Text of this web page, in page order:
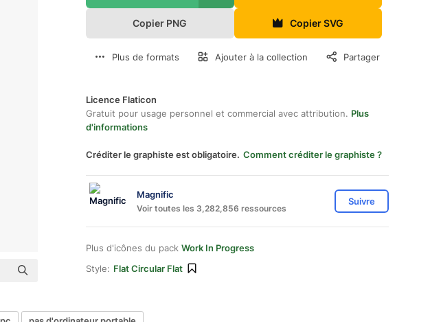
Copier PNG Copier SVG
Plus de formats Ajouter à la collection Partager
Licence Flaticon
Gratuit pour usage personnel et commercial avec attribution. Plus
d'informations
Créditer le graphiste est obligatoire. Comment créditer le graphiste ?
Magnific
Voir toutes les 3,282,856 ressources
Suivre
Plus d'icônes du pack Work In Progress
Style: Flat Circular Flat